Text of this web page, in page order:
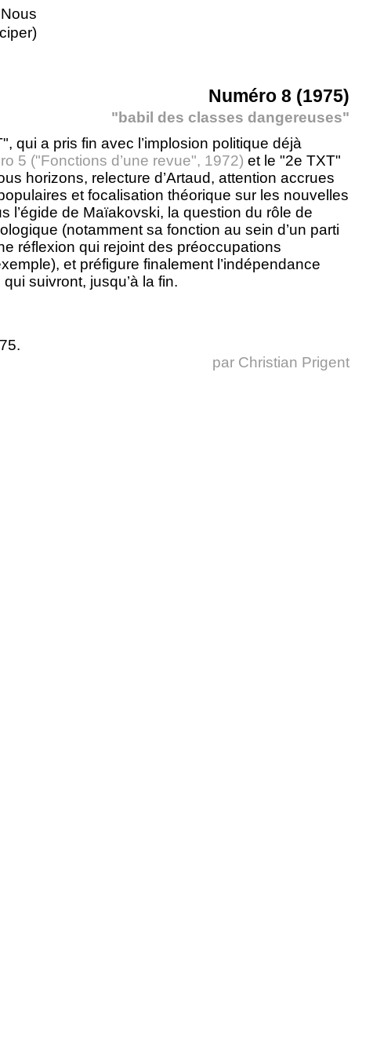
Numéro 8 (1975)
"babil des classes dangereuses"
qui a pris fin avec l’implosion politique déjà
5 ("Fonctions d’une revue", 1972) et le "2e TXT"
horizons, relecture d’Artaud, attention accrues
et focalisation théorique sur les nouvelles
l’égide de Maïakovski, la question du rôle de
(notamment sa fonction au sein d’un parti
réflexion qui rejoint des préoccupations
et préfigure finalement l’indépendance
suivront, jusqu’à la fin.
par Christian Prigent
Nous